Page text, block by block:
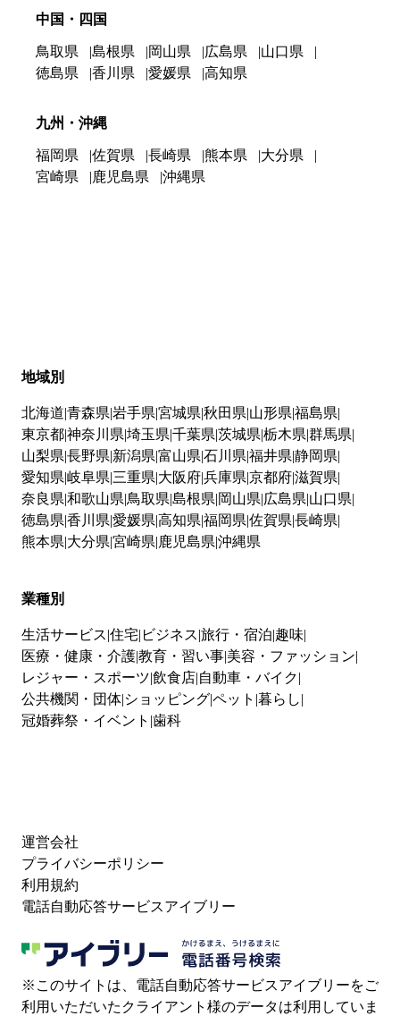
中国・四国
鳥取県 島根県 岡山県 広島県
山口県
徳島県
香川県 愛媛県 高知県
九州・沖縄
福岡県 佐賀県 長崎県 熊本県
大分県
宮崎県
鹿児島県 沖縄県
地域別
北海道 青森県 岩手県 宮城県 秋田県 山形県 福島県
東京都神奈川県 埼玉県 千葉県 茨城県 栃木県 群馬県
山梨県 長野県 新潟県 富山県 石川県 福井県 静岡県
愛知県 岐阜県 三重県 大阪府兵庫県 京都府滋賀県
奈良県 和歌山県 鳥取県 島根県 岡山県 広島県 山口県
徳島県 香川県 愛媛県 高知県 福岡県 佐賀県 長崎県
熊本県 大分県 宮崎県 鹿児島県 沖縄県
業種別
生活サービス 住宅 ビジネス 旅行・宿泊 趣味
医療・健康・介護教育・習い事 美容・ファッション
レジャー・スポーツ 飲食店 自動車・バイク
公共機関・団体 ショッピングペット 暮らし
冠婚葬祭・イベント 歯科
運営会社
プライバシーポリシー
利用規約
電話自動応答サービスアイブリー
※このサイトは、電話自動応答サービスアイブリーをご
利用いただいたクライアント様のデータは利用していま